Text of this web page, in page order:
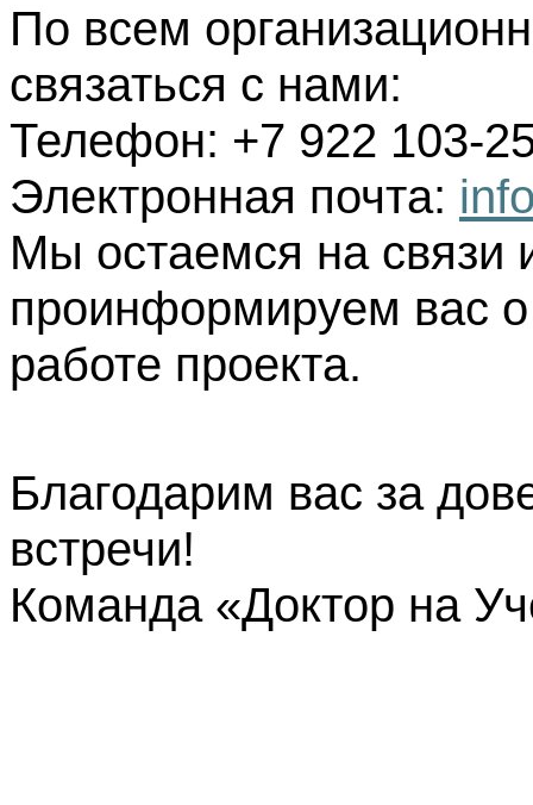
По всем
связаться с нами:
Телефон: +7 922 103-
Электронная почта:
Мы остаемся на связи
проинформируем вас
работе проекта.
Благодарим вас за
встречи!
Команда «Доктор на